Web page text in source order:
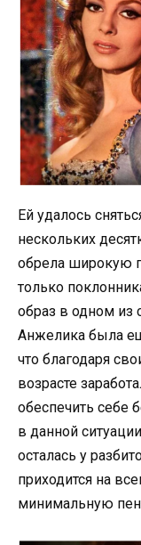
Ей удалось
нескольких
обрела широкую
только
образ в одном
Анжелика была
что благодаря
возрасте
обеспечить себе
в данной
осталась у
приходится на
минимальную